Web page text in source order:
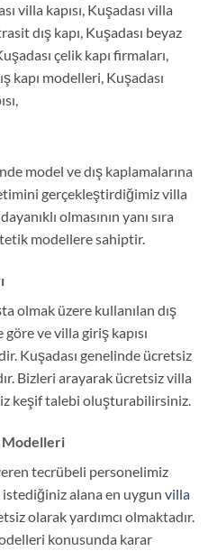
villa kapısı, Kuşadası villa
dış kapı, Kuşadası beyaz
çelik kapı firmaları,
kapı modelleri, Kuşadası
model ve dış kaplamalarına
gerçekleştirdiğimiz villa
olmasının yanı sıra
modellere sahiptir.
olmak üzere kullanılan dış
ve villa giriş kapısı
Kuşadası genelinde ücretsiz
Bizleri arayarak ücretsiz villa
keşif talebi oluşturabilirsiniz.
Modelleri
tecrübeli personelimiz
alana en uygun villa
olarak yardımcı olmaktadır.
konusunda karar